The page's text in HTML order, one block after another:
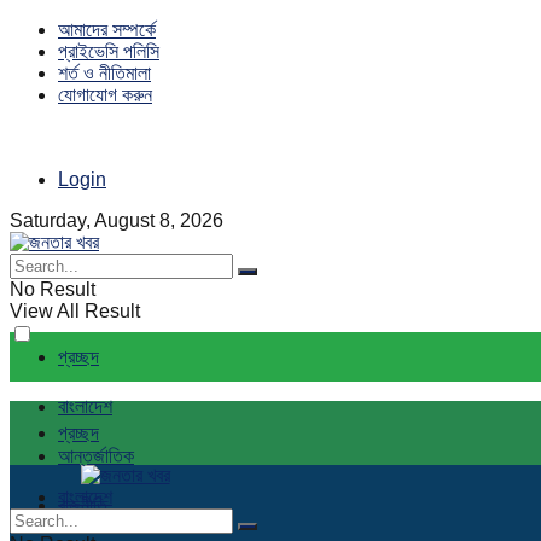
আমাদের সম্পর্কে
প্রাইভেসি পলিসি
শর্ত ও নীতিমালা
যোগাযোগ করুন
Login
Saturday, August 8, 2026
No Result
View All Result
প্রচ্ছদ
বাংলাদেশ
আন্তর্জাতিক
রাজনীতি
প্রচ্ছদ
বাংলাদেশ